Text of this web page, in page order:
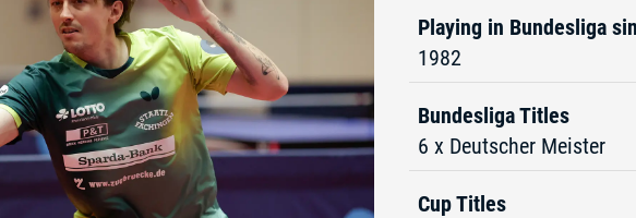
Playing in Bundesliga
1982
Bundesliga Titles
6 x Deutscher Meister
Cup Titles